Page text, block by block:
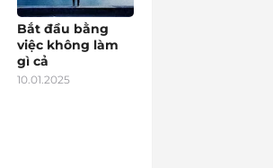
Bắt đầu bằng
việc không làm
gì cả
10.01.2025